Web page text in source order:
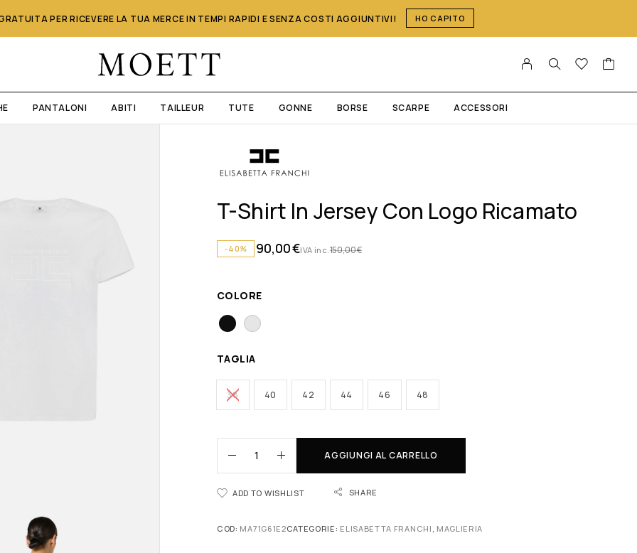
PER RICEVERE LA TUA MERCE IN TEMPI RAPIDI E SENZA COSTI AGGIUNTIVI! HO CAPITO
PANTALONI ABITI TAILLEUR TUTE GONNE BORSE SCARPE ACCESSORI
T-Shirt In Jersey Con Logo Ricamato
-40% 150,00€
90,00€IVA inc.
COLORE
TAGLIA
38 40 42 44 46 48
AGGIUNGI AL CARRELLO
ADD TO WISHLIST SHARE
COD: MA71G61E2CATEGORIE: ELISABETTA FRANCHI MAGLIERIA